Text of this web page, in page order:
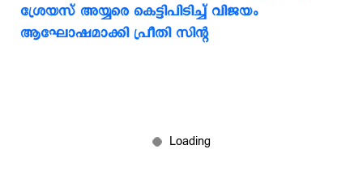
ശ്രേയസ് അയ്യരെ കെട്ടിപിടിച്ച് വിജയം
ആഘോഷമാക്കി പ്രീതി സിന്‍റ